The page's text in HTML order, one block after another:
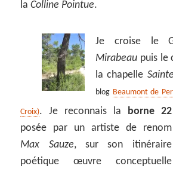
laColline Pointue.
Je croise le
Mirabeau puis le
la chapelle
blog Beaumont de
Croix).Je reconnais la borne 22
posée par un artiste de renom
Max Sauze, sur son itinéraire
poétique œuvre conceptuelle